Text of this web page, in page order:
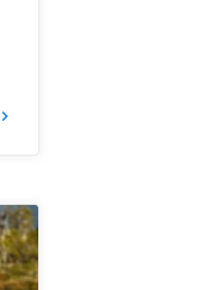
keyboard_arrow_right